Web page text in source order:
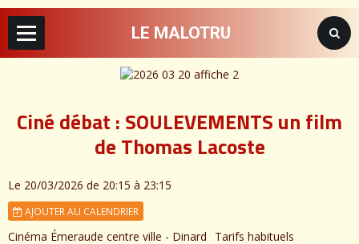
LE MALOTRU
Ciné débat : SOULEVEMENTS un film
de Thomas Lacoste
Le 20/03/2026 de 20:15 à 23:15
AJOUTER AU CALENDRIER
Cinéma Émeraude centre ville - Dinard
Tarifs habituels